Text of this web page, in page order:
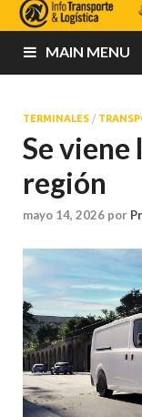
MAIN MENU
TERMINALES /
Se viene
región
mayo 14, 2026 por